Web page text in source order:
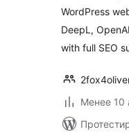
WordPress
DeepL,
with full SEO
Менее 10